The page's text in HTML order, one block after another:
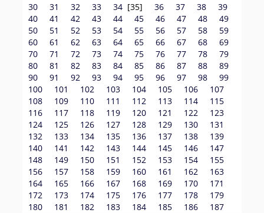
30
31 32 33 34 [35] 36 37 38
39
40
41 42 43 44 45 46 47 48
49
50
51 52 53 54 55 56 57 58
59
60
61 62 63 64 65 66 67 68
69
70
71 72 73 74 75 76 77 78
79
80
81 82 83 84 85 86 87 88
89
90
91 92 93 94 95 96 97 98
99
100
101 102 103 104 105 106
107
108
109 110 111 112 113 114
115
116
117 118 119 120 121 122
123
124
125 126 127 128 129 130
131
132
133 134 135 136 137 138
139
140
141 142 143 144 145 146
147
148
149 150 151 152 153 154
155
156
157 158 159 160 161 162
163
164
165 166 167 168 169 170
171
172
173 174 175 176 177 178
179
180
181 182 183 184 185 186 187